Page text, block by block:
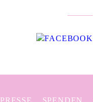
PRESSE SPENDEN